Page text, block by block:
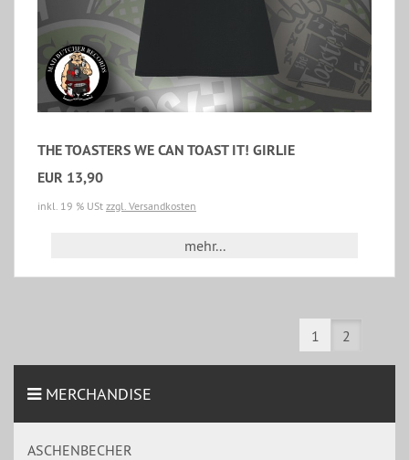
THE TOASTERS WE CAN TOAST IT! GIRLIE
EUR 13,90
inkl. 19 % USt zzgl. Versandkosten
mehr...
1 2
MERCHANDISE
ASCHENBECHER